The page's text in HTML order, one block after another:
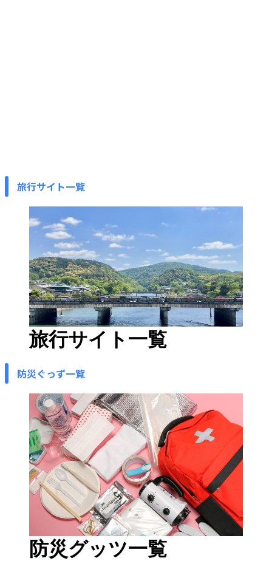
旅行サイト一覧
旅行サイト一覧
防災ぐっず一覧
防災グッツ一覧